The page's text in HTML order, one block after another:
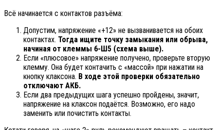
Всё начинается с контактов разъёма:
Допустим, напряжение «+12» не вызванивается на обоих
контактах. Тогда ищите точку замыкания или обрыва,
начиная от клеммы 6-Ш5 (схема выше).
Если «плюсовое» напряжение получено, проверьте вторую
клемму. Она будет контачить с «массой» при нажатии на
кнопку клаксона. В ходе этой проверки обязательно
отключают АКБ.
Если два предыдущих шага успешно пройдены, значит,
напряжение на клаксон подаётся. Возможно, его надо
заменить или почистить контакты.